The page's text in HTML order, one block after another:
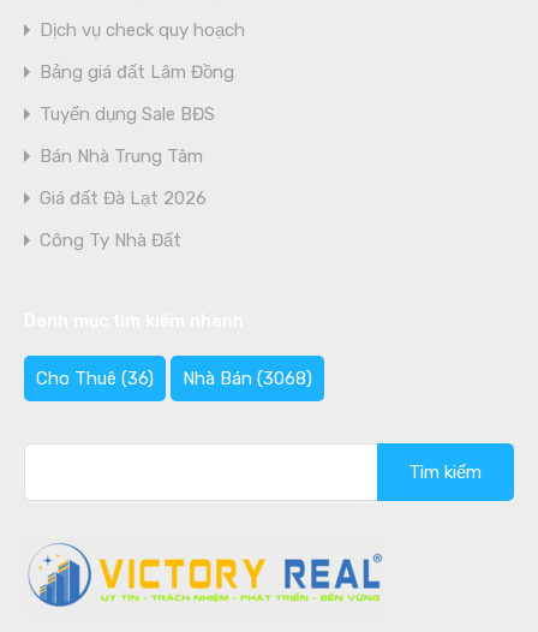
Dịch vụ check quy hoạch
Bảng giá đất Lâm Đồng
Tuyển dụng Sale BĐS
Bán Nhà Trung Tâm
Giá đất Đà Lạt 2026
Công Ty Nhà Đất
Cho Thuê (36) Nhà Bán (3068)
kiếm
cho: